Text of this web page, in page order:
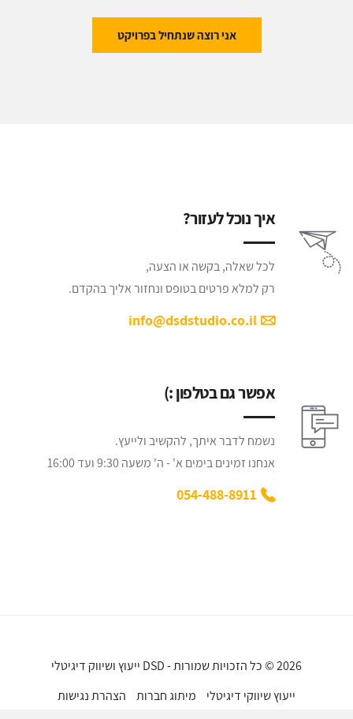
אני רוצה שנתחיל בפרויקט
איך נוכל לעזור?
לכל שאלה, בקשה או הצעה,
רק למלא פרטים בטופס ונחזור אליך בהקדם.
info@dsdstudio.co.il
אפשר גם בטלפון :)
נשמח לדבר איתך, להקשיב ולייעץ.
אנחנו זמינים בימים א' - ה' משעה 9:30 ועד 16:00
054-488-8911
2026 © כל הזכויות שמורות - DSD ייעוץ ושיווק דיגיטלי
ייעוץ שיווקי דיגיטלי
מיתוג חברות
הצהרת נגישות